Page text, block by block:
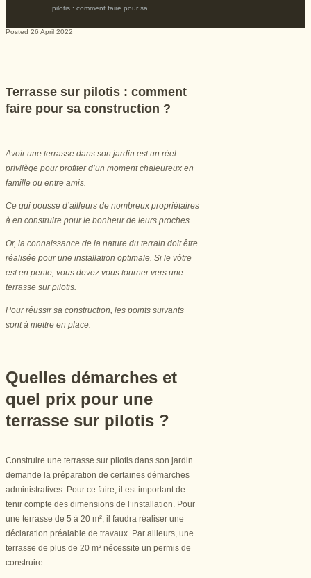
pilotis : comment faire pour sa...
Posted 26 April 2022
Terrasse sur pilotis : comment
faire pour sa construction ?
Avoir une terrasse dans son jardin est un réel
privilège pour profiter d’un moment chaleureux en
famille ou entre amis.
Ce qui pousse d’ailleurs de nombreux propriétaires
à en construire pour le bonheur de leurs proches.
Or, la connaissance de la nature du terrain doit être
réalisée pour une installation optimale. Si le vôtre
est en pente, vous devez vous tourner vers une
terrasse sur pilotis.
Pour réussir sa construction, les points suivants
sont à mettre en place.
Quelles démarches et
quel prix pour une
terrasse sur pilotis ?
Construire une terrasse sur pilotis dans son jardin
demande la préparation de certaines démarches
administratives. Pour ce faire, il est important de
tenir compte des dimensions de l’installation. Pour
une terrasse de 5 à 20 m², il faudra réaliser une
déclaration préalable de travaux. Par ailleurs, une
terrasse de plus de 20 m² nécessite un permis de
construire.